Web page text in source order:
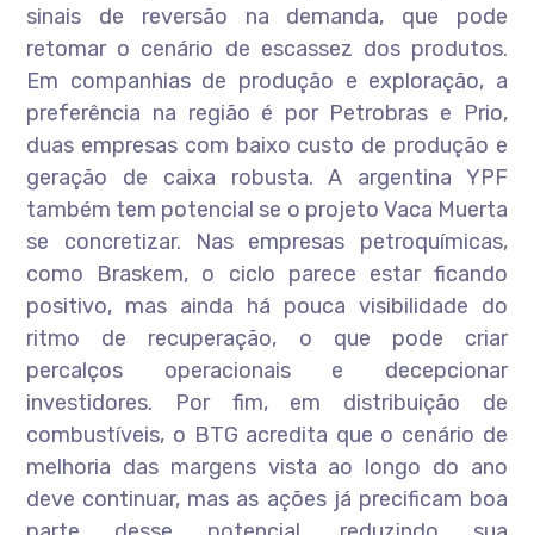
sinais de reversão na demanda, que pode
retomar o cenário de escassez dos produtos.
Em companhias de produção e exploração, a
preferência na região é por Petrobras e Prio,
duas empresas com baixo custo de produção e
geração de caixa robusta. A argentina YPF
também tem potencial se o projeto Vaca Muerta
se concretizar. Nas empresas petroquímicas,
como Braskem, o ciclo parece estar ficando
positivo, mas ainda há pouca visibilidade do
ritmo de recuperação, o que pode criar
percalços operacionais e decepcionar
investidores. Por fim, em distribuição de
combustíveis, o BTG acredita que o cenário de
melhoria das margens vista ao longo do ano
deve continuar, mas as ações já precificam boa